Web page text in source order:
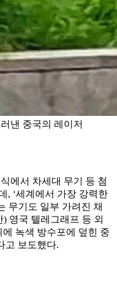
낸 중국의 레이저
에서 차세대 무기 등 첨
, ‘세계에서 가장 강력한
무기도 일부 가려진 채
영국 텔레그래프 등 외
녹색 방수포에 덮힌 중
고 보도했다.